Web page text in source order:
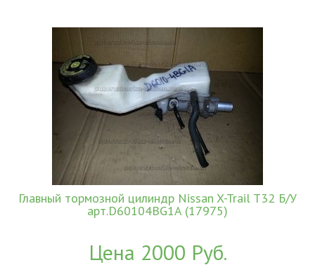
Главный тормозной цилиндр Nissan X-Trail T32 Б/У
арт.D60104BG1A (17975)
Цена 2000 Руб.